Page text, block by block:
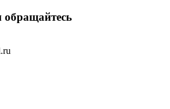
обращайтесь